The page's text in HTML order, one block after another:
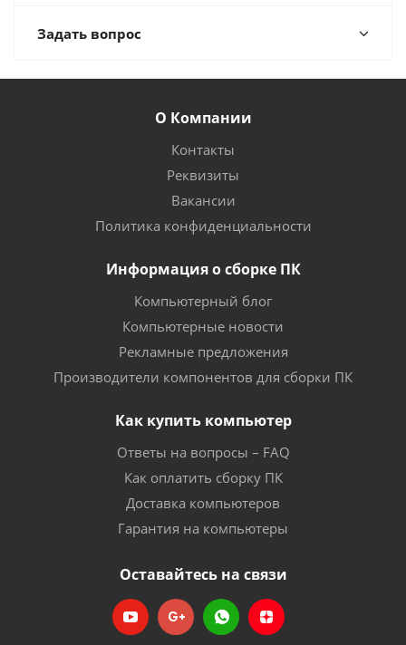
Задать вопрос
О Компании
Контакты
Реквизиты
Вакансии
Политика конфиденциальности
Информация о сборке ПК
Компьютерный блог
Компьютерные новости
Рекламные предложения
Производители компонентов для сборки ПК
Как купить компьютер
Ответы на вопросы – FAQ
Как оплатить сборку ПК
Доставка компьютеров
Гарантия на компьютеры
Оставайтесь на связи